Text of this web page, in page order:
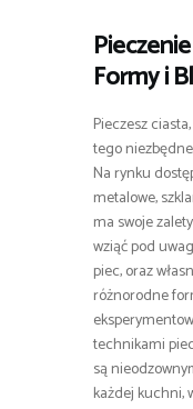
Formy i
Pieczesz
tego
Na rynku
metalowe,
ma swoje
wziąć pod
piec, oraz
różnorodne
technikami
są
każdej kuchni,